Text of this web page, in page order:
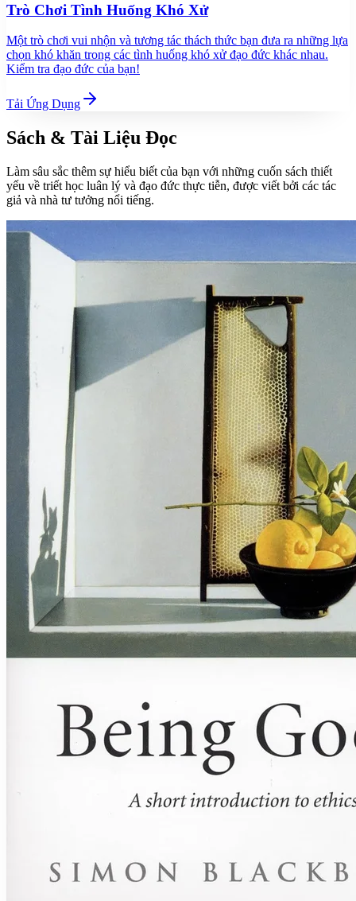
Trò Chơi Tình Huống Khó Xử
Một trò chơi vui nhộn và tương tác thách thức bạn đưa ra những lựa
chọn khó khăn trong các tình huống khó xử đạo đức khác nhau.
Kiểm tra đạo đức của bạn!
Tải Ứng Dụng
Sách & Tài Liệu Đọc
Làm sâu sắc thêm sự hiểu biết của bạn với những cuốn sách thiết
yếu về triết học luân lý và đạo đức thực tiễn, được viết bởi các tác
giả và nhà tư tưởng nổi tiếng.